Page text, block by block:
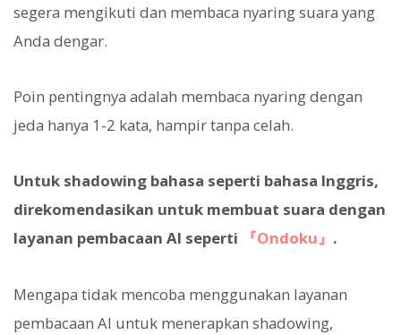
segera mengikuti dan membaca nyaring suara yang
Anda dengar.
Poin pentingnya adalah membaca nyaring dengan
jeda hanya 1-2 kata, hampir tanpa celah.
Untuk shadowing bahasa seperti bahasa Inggris,
direkomendasikan untuk membuat suara dengan
layanan pembacaan AI seperti
『Ondoku』 .
Mengapa tidak mencoba menggunakan layanan
pembacaan AI untuk menerapkan shadowing,